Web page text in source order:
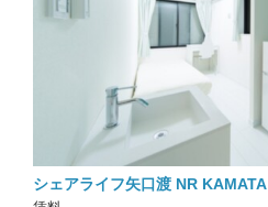
シェアライフ矢口渡 NR KAMATA